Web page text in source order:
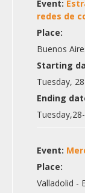
Event:
redes de
Place:
Buenos
Starting
Tuesday,
Ending
Event:
Place:
Valladolid -